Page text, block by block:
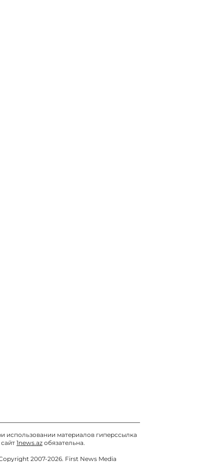
использовании материалов гиперссылка
1news.az обязательна.
2007-2026. First News Media